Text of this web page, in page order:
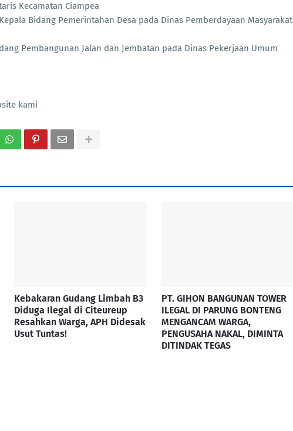
Kecamatan Ciampea
Bidang Pemerintahan Desa pada Dinas Pemberdayaan Masyarakat
Pembangunan Jalan dan Jembatan pada Dinas Pekerjaan Umum
kami
Kebakaran Gudang Limbah B3
Diduga Ilegal di Citeureup
Resahkan Warga, APH Didesak
Usut Tuntas!
PT. GIHON BANGUNAN TOWER
ILEGAL DI PARUNG BONTENG
MENGANCAM WARGA,
PENGUSAHA NAKAL, DIMINTA
DITINDAK TEGAS